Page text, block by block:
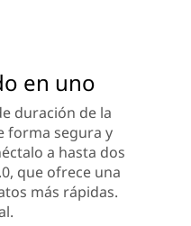
en uno
duración de la
forma segura y
a hasta dos
que ofrece una
más rápidas.